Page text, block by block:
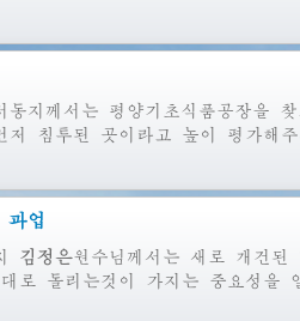
동지께서는 평양기초식품공장을
저 침투된 곳이라고 높이 평가해주
과업
원수님께서는 새로 개건된
로 돌리는것이 가지는 중요성을